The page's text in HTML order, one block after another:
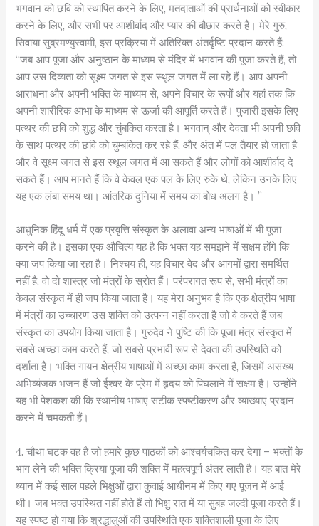
भगवान को छवि को स्थापित करने के लिए, मतदाताओं की प्रार्थनाओं को स्वीकार
करने के लिए, और सभी पर आशीर्वाद और प्यार की बौछार करते हैं। मेरे गुरु,
सिवाया सुब्रमण्युस्वामी, इस प्रक्रिया में अतिरिक्त अंतर्दृष्टि प्रदान करते हैं:
“जब आप पूजा और अनुष्ठान के माध्यम से मंदिर में भगवान की पूजा करते हैं, तो
आप उस दिव्यता को सूक्ष्म जगत से इस स्थूल जगत में ला रहे हैं। आप अपनी
आराधना और अपनी भक्ति के माध्यम से, अपने विचार के रूपों और यहां तक ​​कि
अपनी शारीरिक आभा के माध्यम से ऊर्जा की आपूर्ति करते हैं। पुजारी इसके लिए
पत्थर की छवि को शुद्ध और चुंबकित करता है। भगवान् और देवता भी अपनी छवि
के साथ पत्थर की छवि को चुम्बकित कर रहे हैं, और अंत में पल तैयार हो जाता है
और वे सूक्ष्म जगत से इस स्थूल जगत में आ सकते हैं और लोगों को आशीर्वाद दे
सकते हैं। आप मानते हैं कि वे केवल एक पल के लिए रुके थे, लेकिन उनके लिए
यह एक लंबा समय था। आंतरिक दुनिया में समय का बोध अलग है। ”
आधुनिक हिंदू धर्म में एक प्रवृत्ति संस्कृत के अलावा अन्य भाषाओं में भी पूजा
करने की है। इसका एक औचित्य यह है कि भक्त यह समझने में सक्षम होंगे कि
क्या जप किया जा रहा है। निश्चय ही, यह विचार वेद और आगमों द्वारा समर्थित
नहीं है, वो दो शास्त्र जो मंत्रों के स्रोत हैं। परंपरागत रूप से, सभी मंत्रों का
केवल संस्कृत में ही जप किया जाता है। यह मेरा अनुभव है कि एक क्षेत्रीय भाषा
में मंत्रों का उच्चारण उस शक्ति को उत्पन्न नहीं करता है जो वे करते हैं जब
संस्कृत का उपयोग किया जाता है। गुरुदेव ने पुष्टि की कि पूजा मंत्र संस्कृत में
सबसे अच्छा काम करते हैं, जो सबसे प्रभावी रूप से देवता की उपस्थिति को
दर्शाता है। भक्ति गायन क्षेत्रीय भाषाओं में अच्छा काम करता है, जिसमें असंख्य
अभिव्यंजक भजन हैं जो ईश्वर के प्रेम में हृदय को पिघलाने में सक्षम हैं। उन्होंने
यह भी पेशकश की कि स्थानीय भाषाएं सटीक स्पष्टीकरण और व्याख्याएं प्रदान
करने में चमकती हैं।
4. चौथा घटक वह है जो हमारे कुछ पाठकों को आश्चर्यचकित कर देगा – भक्तों के
भाग लेने की भक्ति क्रिया पूजा की शक्ति में महत्वपूर्ण अंतर लाती है। यह बात मेरे
ध्यान में कई साल पहले भिक्षुओं द्वारा कुवाई आधीनम में किए गए पूजन में आई
थी। जब भक्त उपस्थित नहीं होते हैं तो भिक्षु रात में या सुबह जल्दी पूजा करते हैं।
यह स्पष्ट हो गया कि श्रद्धालुओं की उपस्थिति एक शक्तिशाली पूजा के लिए